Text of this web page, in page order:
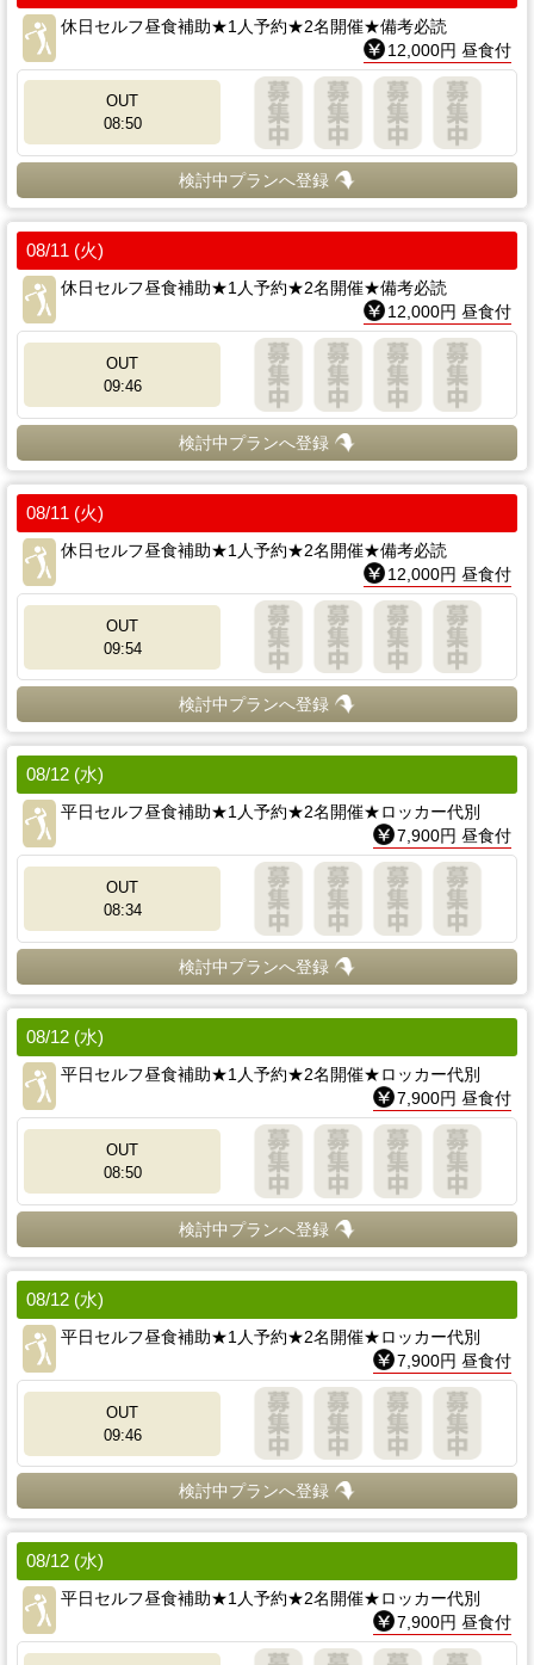
休日セルフ昼食補助★1人予約★2名開催★備考必読
12,000円 昼食付
OUT
08:50
検討中プランへ登録
08/11 (火)
休日セルフ昼食補助★1人予約★2名開催★備考必読
12,000円 昼食付
OUT
09:46
検討中プランへ登録
08/11 (火)
休日セルフ昼食補助★1人予約★2名開催★備考必読
12,000円 昼食付
OUT
09:54
検討中プランへ登録
08/12 (水)
平日セルフ昼食補助★1人予約★2名開催★ロッカー代別
7,900円 昼食付
OUT
08:34
検討中プランへ登録
08/12 (水)
平日セルフ昼食補助★1人予約★2名開催★ロッカー代別
7,900円 昼食付
OUT
08:50
検討中プランへ登録
08/12 (水)
平日セルフ昼食補助★1人予約★2名開催★ロッカー代別
7,900円 昼食付
OUT
09:46
検討中プランへ登録
08/12 (水)
平日セルフ昼食補助★1人予約★2名開催★ロッカー代別
7,900円 昼食付